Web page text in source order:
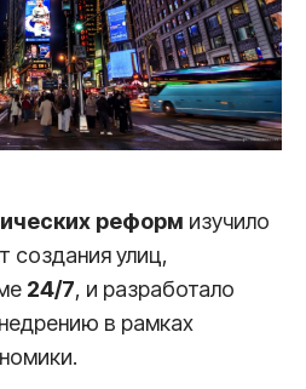
реформ изучило
создания улиц,
24/7, и разработало
в рамках